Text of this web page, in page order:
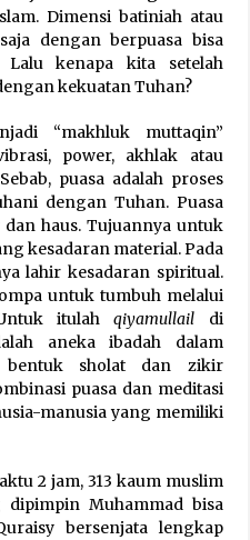
Dimensi batiniah atau
dengan berpuasa bisa
kenapa kita setelah
kekuatan Tuhan?
“makhluk muttaqin”
power, akhlak atau
puasa adalah proses
dengan Tuhan. Puasa
haus. Tujuannya untuk
kesadaran material. Pada
lahir kesadaran spiritual.
untuk tumbuh melalui
itulahqiyamullail di
aneka ibadah dalam
bentuk sholat dan zikir
puasa dan meditasi
manusia yang memiliki
2 jam, 313 kaum muslim
dipimpin Muhammad bisa
bersenjata lengkap